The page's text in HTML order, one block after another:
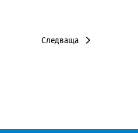
Следваща